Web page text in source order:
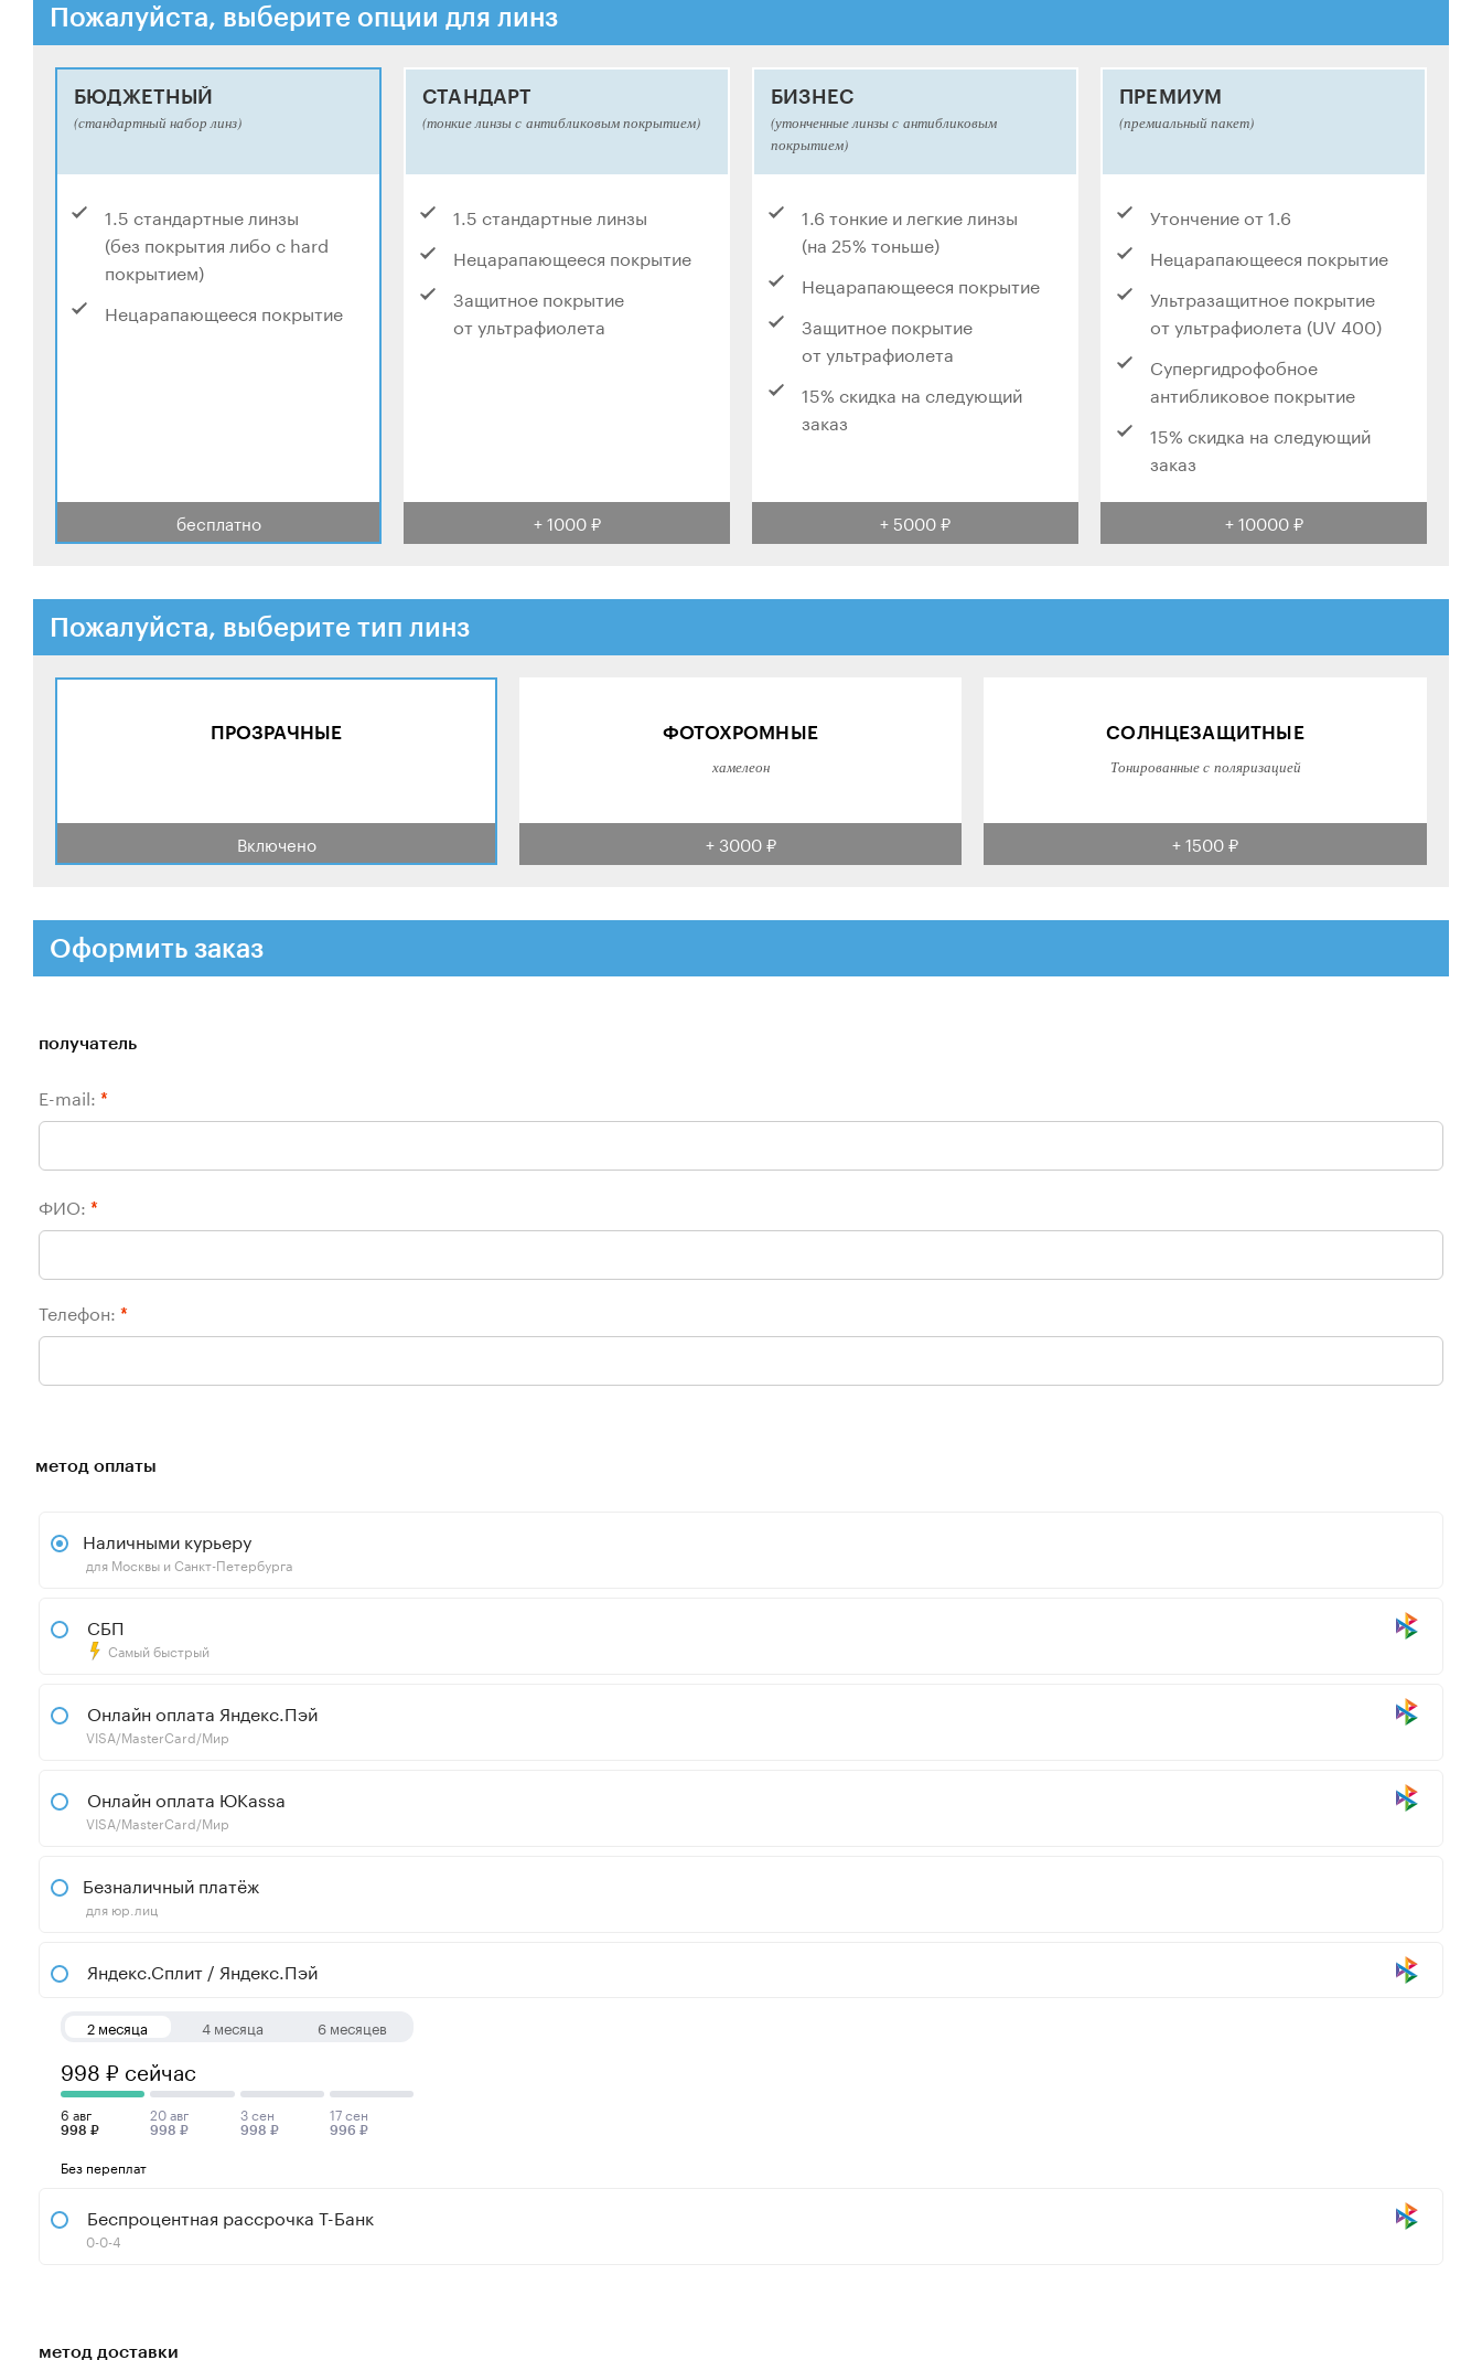
Пожалуйста, выберите опции для линз
БЮДЖЕТНЫЙ
(стандартный набор линз)
1.5 стандартные линзы
(без покрытия либо с hard
покрытием)
Нецарапающееся покрытие
бесплатно
СТАНДАРТ
(тонкие линзы с антибликовым покрытием)
1.5 стандартные линзы
Нецарапающееся покрытие
Защитное покрытие
от ультрафиолета
+ 1000 ₽
БИЗНЕС
(утонченные линзы с антибликовым
покрытием)
1.6 тонкие и легкие линзы
(на 25% тоньше)
Нецарапающееся покрытие
Защитное покрытие
от ультрафиолета
15% скидка на следующий
заказ
+ 5000 ₽
ПРЕМИУМ
(премиальный пакет)
Утончение от 1.6
Нецарапающееся покрытие
Ультразащитное покрытие
от ультрафиолета (UV 400)
Супергидрофобное
антибликовое покрытие
15% скидка на следующий
заказ
+ 10000 ₽
Пожалуйста, выберите тип линз
ПРОЗРАЧНЫЕ
Включено
ФОТОХРОМНЫЕ
хамелеон
+ 3000 ₽
СОЛНЦЕЗАЩИТНЫЕ
Тонированные с поляризацией
+ 1500 ₽
Оформить заказ
получатель
E-mail: *
ФИО: *
Телефон: *
метод оплаты
Наличными курьеру
для Москвы и Санкт-Петербурга
СБП
Самый быстрый
Онлайн оплата Яндекс.Пэй
VISA/MasterCard/Мир
Онлайн оплата ЮKassa
VISA/MasterCard/Мир
Безналичный платёж
для юр.лиц
Яндекс.Сплит / Яндекс.Пэй
2 месяца 4 месяца 6 месяцев
998 ₽ сейчас
6 авг
998 ₽
20 авг
998 ₽
3 сен
998 ₽
17 сен
996 ₽
Без переплат
Беспроцентная рассрочка Т-Банк
0-0-4
метод доставки